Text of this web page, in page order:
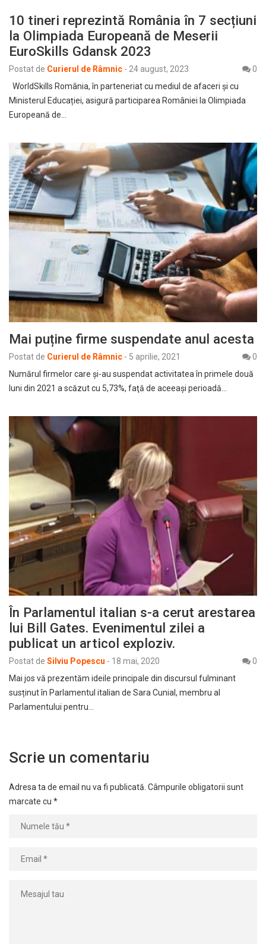
10 tineri reprezintă România în 7 secțiuni
la Olimpiada Europeană de Meserii
EuroSkills Gdansk 2023
Postat de Curierul de Râmnic - 24 august, 2023
0
WorldSkills România, în parteneriat cu mediul de afaceri și cu
Ministerul Educației, asigură participarea României la Olimpiada
Europeană de…
Mai puține firme suspendate anul acesta
Postat de Curierul de Râmnic - 5 aprilie, 2021
0
Numărul firmelor care şi-au suspendat activitatea în primele două
luni din 2021 a scăzut cu 5,73%, faţă de aceeaşi perioadă…
În Parlamentul italian s-a cerut arestarea
lui Bill Gates. Evenimentul zilei a
publicat un articol exploziv.
Postat de Silviu Popescu - 18 mai, 2020
0
Mai jos vă prezentăm ideile principale din discursul fulminant
susținut în Parlamentul italian de Sara Cunial, membru al
Parlamentului pentru…
Scrie un comentariu
Adresa ta de email nu va fi publicată. Câmpurile obligatorii sunt
marcate cu *